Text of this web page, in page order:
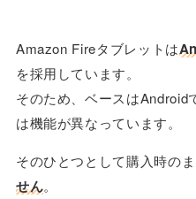
Amazon Fireタブレットは
を採用しています。
そのため、ベースはAndroid
は機能が異なっています。
そのひとつとして購入時の
せん。